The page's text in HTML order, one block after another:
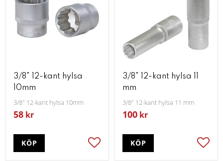
3/8" 12-kant hylsa
10mm
3/8" 12-kant hylsa 10mm
58 kr
Lägg till i favoriter
KÖP
3/8" 12-kant hylsa 11
mm
3/8" 12-kant hylsa 11 mm
100 kr
KÖP